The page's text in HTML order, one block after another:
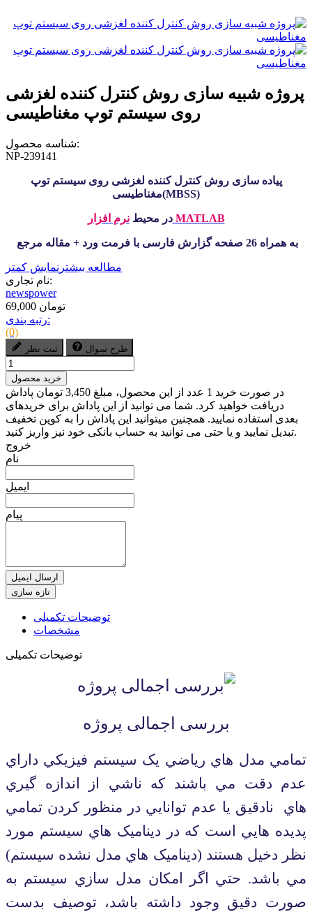
پروژه شبیه سازی روش کنترل کننده لغزشی
روی سیستم توپ مغناطیسی
شناسه محصول:
NP-239141
پیاده سازی روش کنترل کننده لغزشی روی سیستم توپ
مغناطیسی(MBSS)
در محیطنرم افزار MATLAB
به همراه 26 صفحه گزارش فارسی با فرمت ورد + مقاله مرجع
مطالعه بیشتر نمایش کمتر
نام تجاری:
newspower
69,000 تومان
رتبه بندی:
(0)
ثبت نظر طرح سوال
خرید محصول
در صورت خرید 1 عدد از این محصول، مبلغ 3,450 تومان پاداش
دریافت خواهید کرد. شما می توانید از این پاداش برای خریدهای
بعدی استفاده نمایید. همچنین میتوانید این پاداش را به کوپن تخفیف
تبدیل نمایید و یا حتی می توانید به حساب بانکی خود نیز واریز کنید.
خروج
نام
ایمیل
پیام
ارسال ایمیل
توضیحات تکمیلی
مشخصات
توضیحات تکمیلی
بررسی اجمالی پروژه
تمامي مدل هاي رياضي يک سيستم فيزيکي داراي
عدم دقت مي باشند که ناشي از اندازه گيري
هاي
نادقيق يا عدم توانايي در منظور کردن تمامي
پديده هايي است که در ديناميک هاي سيستم مورد
نظر دخيل هستند (ديناميک هاي مدل نشده سيستم)
مي باشد. حتي اگر امکان مدل سازي سيستم به
صورت دقيق وجود داشته باشد، توصيف بدست